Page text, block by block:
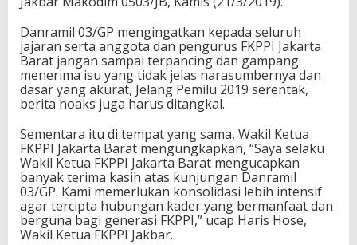
Danramil 03/GP mengingatkan kepada seluruh
jajaran serta anggota dan pengurus FKPPI Jakarta
Barat jangan sampai terpancing dan gampang
menerima isu yang tidak jelas narasumbernya dan
dasar yang akurat, Jelang Pemilu 2019 serentak,
berita hoaks juga harus ditangkal.
Sementara itu di tempat yang sama, Wakil Ketua
FKPPI Jakarta Barat mengungkapkan, “Saya selaku
Wakil Ketua FKPPI Jakarta Barat mengucapkan
banyak terima kasih atas kunjungan Danramil
03/GP. Kami memerlukan konsolidasi lebih intensif
agar tercipta hubungan kader yang bermanfaat dan
berguna bagi generasi FKPPI,” ucap Haris Hose,
Wakil Ketua FKPPI Jakbar.